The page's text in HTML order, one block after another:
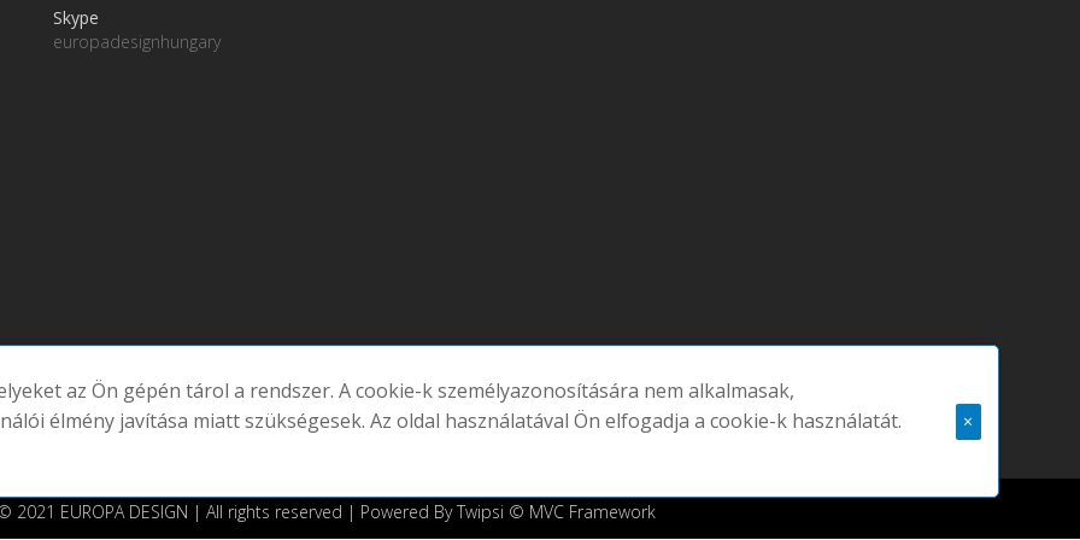
Skype
europadesignhungary
az Ön gépén tárol a rendszer. A cookie-k személyazonosítására nem alkalmasak,
élmény javítása miatt szükségesek. Az oldal használatával Ön elfogadja a cookie-k használatát.
×
2021 EUROPA DESIGN | All rights reserved | Powered By Twipsi © MVC Framework